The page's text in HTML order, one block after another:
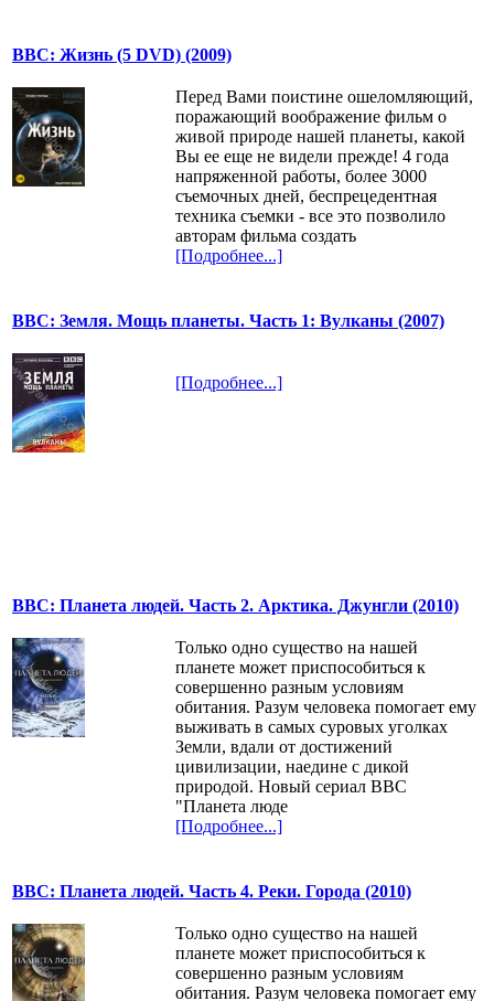
BBC: Жизнь (5 DVD) (2009)
Перед Вами поистине ошеломляющий,
поражающий воображение фильм о
живой природе нашей планеты, какой
Вы ее еще не видели прежде! 4 года
напряженной работы, более 3000
съемочных дней, беспрецедентная
техника съемки - все это позволило
авторам фильма создать
[Подробнее...]
BBC: Земля. Мощь планеты. Часть 1: Вулканы (2007)
[Подробнее...]
BBC: Планета людей. Часть 2. Арктика. Джунгли (2010)
Только одно существо на нашей
планете может приспособиться к
совершенно разным условиям
обитания. Разум человека помогает ему
выживать в самых суровых уголках
Земли, вдали от достижений
цивилизации, наедине с дикой
природой. Новый сериал ВВС
"Планета люде
[Подробнее...]
BBC: Планета людей. Часть 4. Реки. Города (2010)
Только одно существо на нашей
планете может приспособиться к
совершенно разным условиям
обитания. Разум человека помогает ему